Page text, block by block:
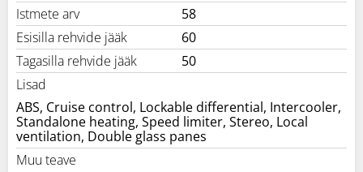
Istmete arv
58
Esisilla rehvide jääk
60
Tagasilla rehvide jääk
50
Lisad
ABS, Cruise control, Lockable differential, Intercooler,
Standalone heating, Speed limiter, Stereo, Local
ventilation, Double glass panes
Muu teave